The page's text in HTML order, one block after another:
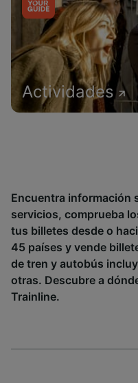
Actividades
Encuentra información
servicios, comprueba
tus billetes desde o
45 países y vende
de tren y autobús
otras. Descubre a
Trainline.